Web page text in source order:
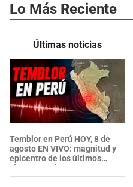
Lo Más Reciente
Últimas noticias
Temblor en Perú HOY, 8 de
agosto EN VIVO: magnitud y
epicentro de los últimos
sismos según IGP